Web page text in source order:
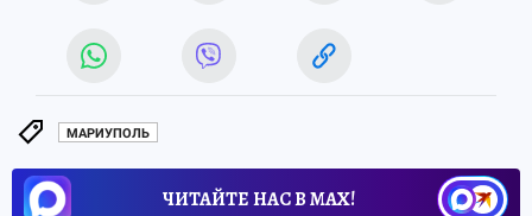
МАРИУПОЛЬ
ЧИТАЙТЕ НАС В МАХ!